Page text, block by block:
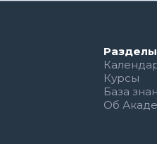
Разделы
Курсы
База
Об